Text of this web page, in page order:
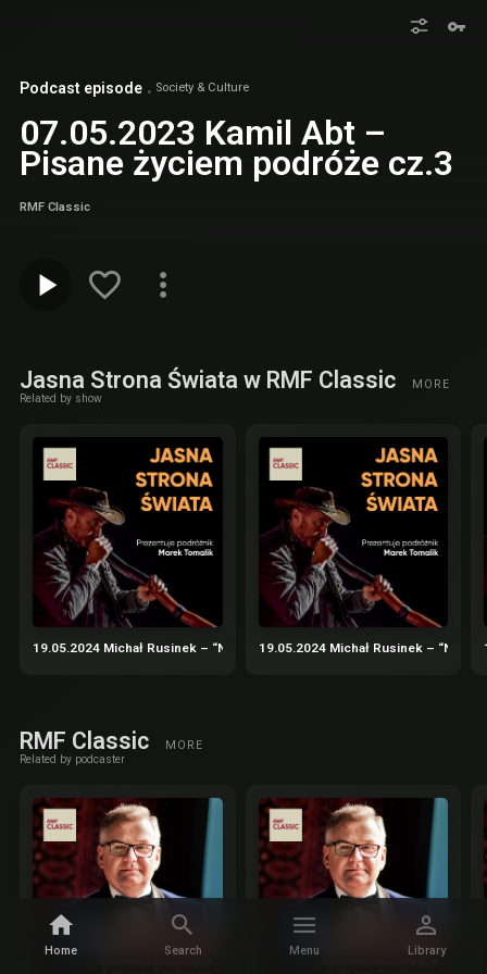
Home Search Menu Library
Podcast episode Society & Culture
07.05.2023 Kamil Abt –
Pisane życiem podróże cz.3
RMF Classic
Jasna Strona Świata w RMF Classic MORE
Related by show
19.05.2024 Michał Rusinek – “Nadbagaż” – podróże nie tylko literackie
19.05.2024 Michał Rusinek –
RMF Classic MORE
Related by podcaster